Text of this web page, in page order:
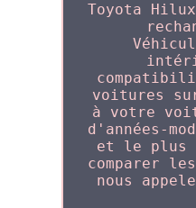
Toyota
voitures
à votre
d'années-
et le plus
comparer
nous